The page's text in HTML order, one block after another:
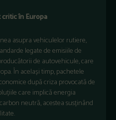
în Europa
asupra vehiculelor rutiere,
legate de emisiile de
de autovehicule, care
În același timp, pachetele
după criza provocată de
care implică energia
neutră, acestea susținând